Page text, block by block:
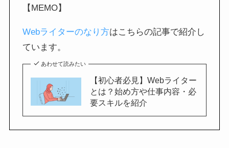
【MEMO】
Webライターのなり方はこちらの記事で紹介し
ています。
あわせて読みたい
【初心者必見】Webライター
とは？始め方や仕事内容・必
要スキルを紹介